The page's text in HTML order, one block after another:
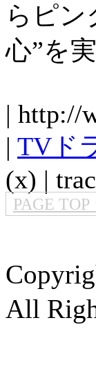
らピン
心”を
| http://
| TVド
(x) |
PAGE TOP
All